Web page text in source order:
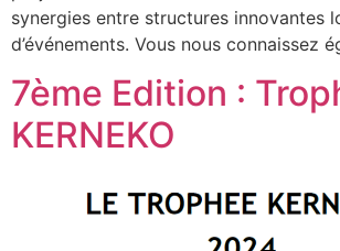
synergies entre structures innovantes
d’événements. Vous nous connaissez
7ème Edition :
KERNEKO